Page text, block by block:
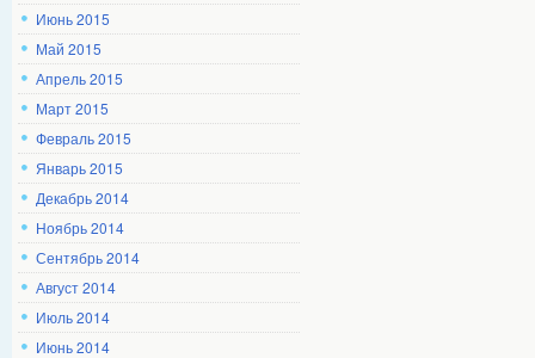
Июнь 2015
Май 2015
Апрель 2015
Март 2015
Февраль 2015
Январь 2015
Декабрь 2014
Ноябрь 2014
Сентябрь 2014
Август 2014
Июль 2014
Июнь 2014